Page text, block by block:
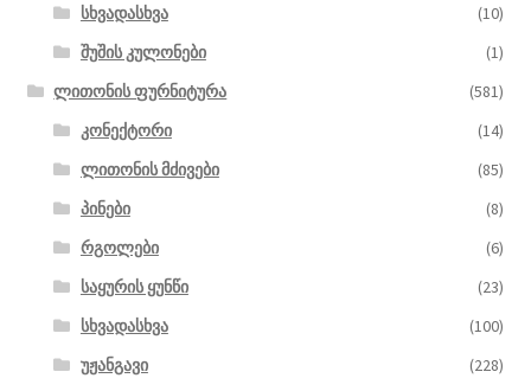
სხვადასხვა
(10)
შუშის კულონები
(1)
ლითონის ფურნიტურა
(581)
კონექტორი
(14)
ლითონის მძივები
(85)
პინები
(8)
რგოლები
(6)
საყურის ყუნწი
(23)
სხვადასხვა
(100)
უჟანგავი
(228)